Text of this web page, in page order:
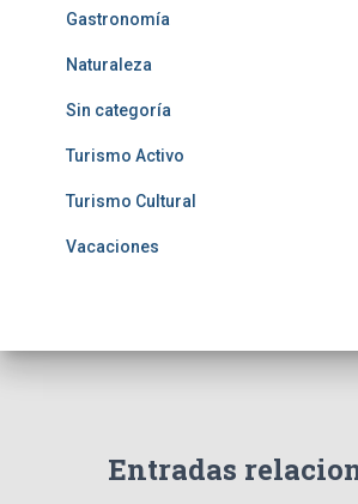
Gastronomía
Naturaleza
Sin categoría
Turismo Activo
Turismo Cultural
Vacaciones
Entradas